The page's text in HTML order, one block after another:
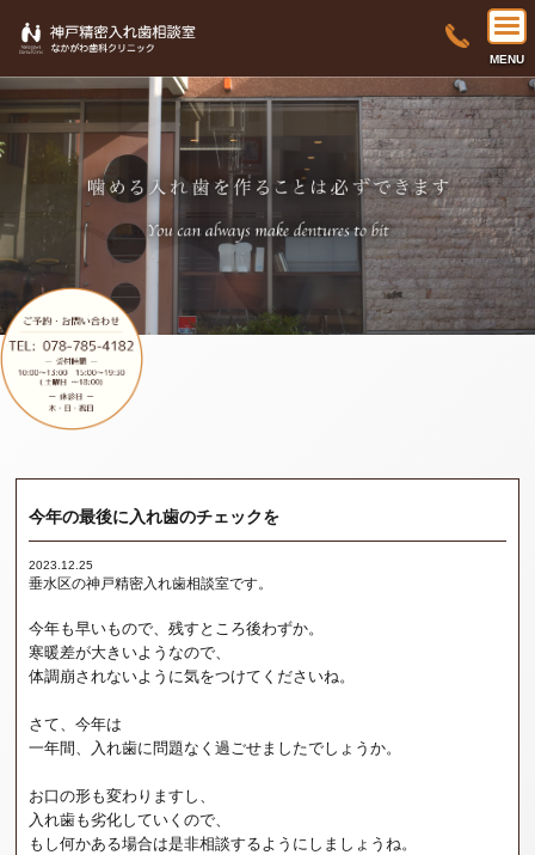
MENU
今年の最後に入れ歯のチェックを
2023.12.25
垂水区の神戸精密入れ歯相談室です。
今年も早いもので、残すところ後わずか。
寒暖差が大きいようなので、
体調崩されないように気をつけてくださいね。
さて、今年は
一年間、入れ歯に問題なく過ごせましたでしょうか。
お口の形も変わりますし、
入れ歯も劣化していくので、
もし何かある場合は是非相談するようにしましょうね。